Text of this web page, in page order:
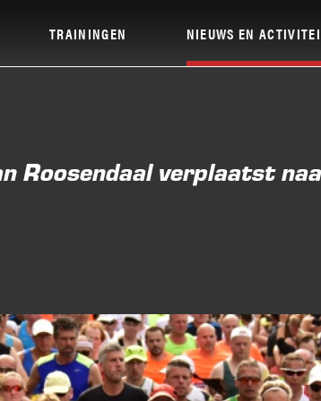
TRAININGEN NIEUWS EN
Avondvierdaagse
Roosendaal verplaatst